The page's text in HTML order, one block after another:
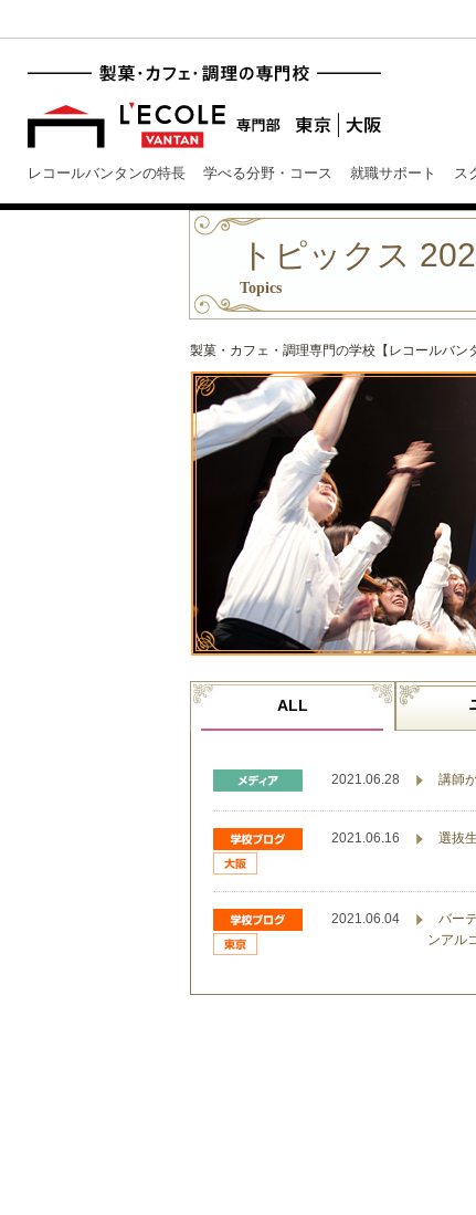
レコールバンタンの特長 学べる分野・コース 就職サポート ス
トピックス
Topics
製菓・カフェ・調理専門の学校【レコールバン
ALL
2021.06.28 講師
2021.06.16 選抜
2021.06.04
バー
ンアル